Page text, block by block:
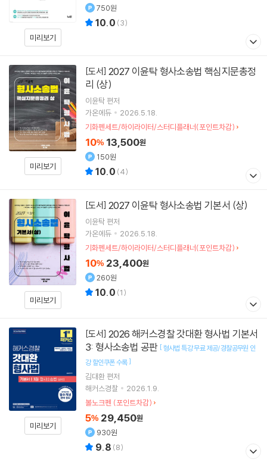
미리보기
750원
10.0 (3)
미리보기
[도서]
리 (상)
이윤탁 편저
가온에듀
2026.5.18.
기화펜세트/하이라이터/스터디플래너(포인트차감)
10% 13,500원
150원
10.0 (4)
미리보기
[도서] 2027 이윤탁 형사소송법 기본서 (상)
이윤탁 편저
가온에듀
2026.5.18.
기화펜세트/하이라이터/스터디플래너(포인트차감)
10% 23,400원
260원
10.0 (1)
미리보기
[도서]
3: 형사소송법 공판 [형사법 특강 무료 제공/경찰공무원 인
강 할인쿠폰 수록]
김대환 편저
해커스경찰
2026.1.9.
볼노크펜 (포인트차감)
5% 29,450원
930원
9.8 (8)